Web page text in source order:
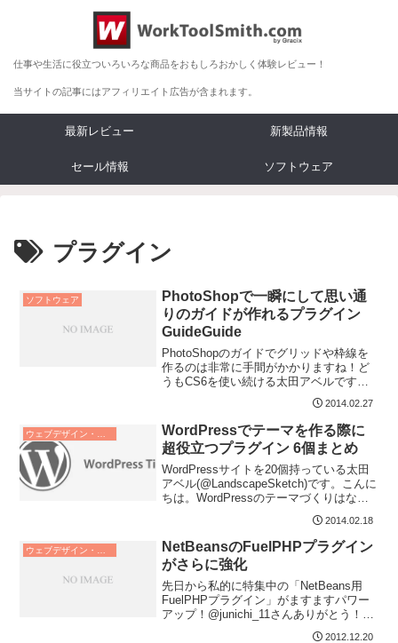
仕事や生活に役立ついろいろな商品をおもしろおかしく体験レビュー！
当サイトの記事にはアフィリエイト広告が含まれます。
最新レビュー 新製品情報
セール情報 ソフトウェア
プラグイン
ソフトウェア
PhotoShopで一瞬にして思い通
りのガイドが作れるプラグイン
GuideGuide
PhotoShopのガイドでグリッドや枠線を
作るのは非常に手間がかかりますね！ど
うもCS6を使い続ける太田アベルですこ
んにちは。今日はPhotoShopでのグリ...
2014.02.27
WordPressでテーマを作る際に
超役立つプラグイン 6個まとめ
WordPressサイトを20個持っている太田
アベル(@LandscapeSketch)です。こんに
ちは。WordPressのテーマづくりはなか
2014.02.18
ウェブデザイン・プログラム
NetBeansのFuelPHPプラグイン
がさらに強化
先日から私的に特集中の「NetBeans用
FuelPHPプラグイン」がますますパワー
アップ！@junichi_11さんありがとう！今
度は行ったり来たりが非常にめ...
2012.12.20